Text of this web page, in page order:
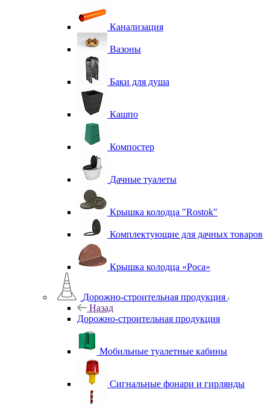
Канализация
Вазоны
Баки для душа
Кашпо
Компостер
Дачные туалеты
Крышка колодца "Rostok"
Комплектующие для дачных товаров
Крышка колодца «Роса»
Дорожно-строительная продукция
Назад
Дорожно-строительная продукция
Мобильные туалетные кабины
Сигнальные фонари и гирлянды